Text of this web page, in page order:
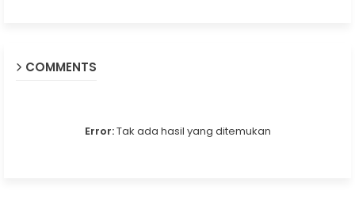
COMMENTS
Error:Tak ada hasil yang ditemukan